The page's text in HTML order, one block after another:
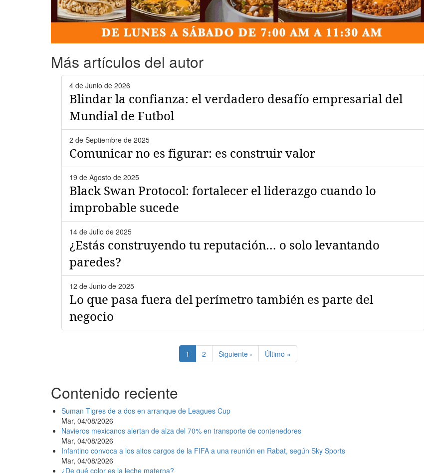
Más artículos del autor
4 de Junio de 2026
Blindar la confianza: el verdadero desafío empresarial del
Mundial de Futbol
2 de Septiembre de 2025
Comunicar no es figurar: es construir valor
19 de Agosto de 2025
Black Swan Protocol: fortalecer el liderazgo cuando lo
improbable sucede
14 de Julio de 2025
¿Estás construyendo tu reputación… o solo levantando
paredes?
12 de Junio de 2025
Lo que pasa fuera del perímetro también es parte del
negocio
Página
actual
1 Page
2
Siguiente
página
Siguiente ›
Última
página
Último »
Contenido reciente
Suman Tigres de a dos en arranque de Leagues Cup
Mar, 04/08/2026
Navieros mexicanos alertan de alza del 70% en transporte de contenedores
Mar, 04/08/2026
Infantino convoca a los altos cargos de la FIFA a una reunión en Rabat, según Sky Sports
Mar, 04/08/2026
¿De qué color es la leche materna?